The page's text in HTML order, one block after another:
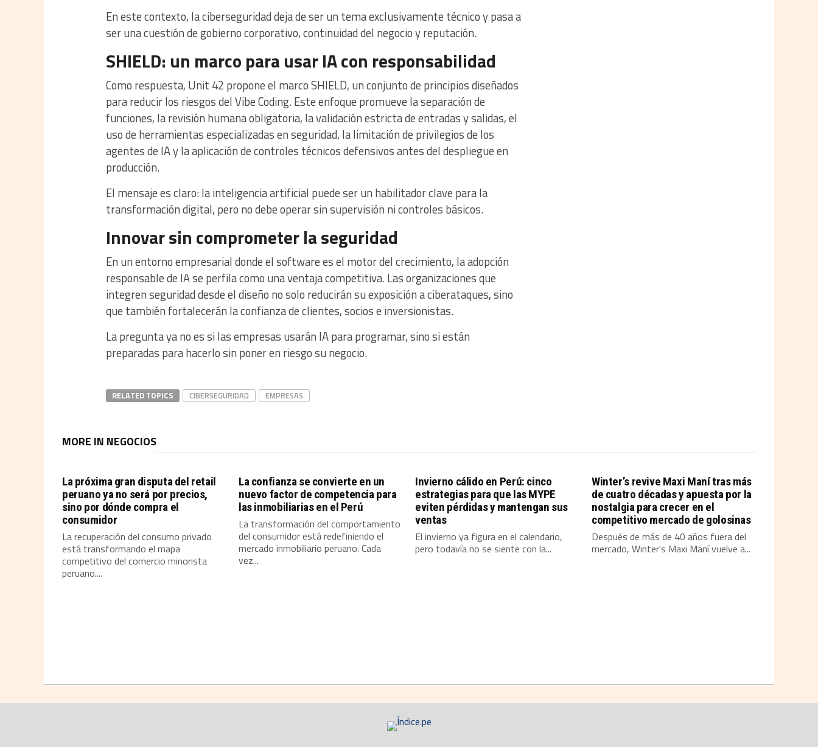
En este contexto, la ciberseguridad deja de ser un tema exclusivamente técnico y pasa a
ser una cuestión de gobierno corporativo, continuidad del negocio y reputación.
SHIELD: un marco para usar IA con responsabilidad
Como respuesta, Unit 42 propone el marco SHIELD, un conjunto de principios diseñados
para reducir los riesgos del Vibe Coding. Este enfoque promueve la separación de
funciones, la revisión humana obligatoria, la validación estricta de entradas y salidas, el
uso de herramientas especializadas en seguridad, la limitación de privilegios de los
agentes de IA y la aplicación de controles técnicos defensivos antes del despliegue en
producción.
El mensaje es claro: la inteligencia artificial puede ser un habilitador clave para la
transformación digital, pero no debe operar sin supervisión ni controles básicos.
Innovar sin comprometer la seguridad
En un entorno empresarial donde el software es el motor del crecimiento, la adopción
responsable de IA se perfila como una ventaja competitiva. Las organizaciones que
integren seguridad desde el diseño no solo reducirán su exposición a ciberataques, sino
que también fortalecerán la confianza de clientes, socios e inversionistas.
La pregunta ya no es si las empresas usarán IA para programar, sino si están
preparadas para hacerlo sin poner en riesgo su negocio.
RELATED TOPICS CIBERSEGURIDAD EMPRESAS
MORE IN NEGOCIOS
La próxima gran disputa del retail
peruano ya no será por precios,
sino por dónde compra el
consumidor
La recuperación del consumo privado
está transformando el mapa
competitivo del comercio minorista
peruano....
La confianza se convierte en un
nuevo factor de competencia para
las inmobiliarias en el Perú
La transformación del comportamiento
del consumidor está redefiniendo el
mercado inmobiliario peruano. Cada
vez...
Invierno cálido en Perú: cinco
estrategias para que las MYPE
eviten pérdidas y mantengan sus
ventas
El invierno ya figura en el calendario,
pero todavía no se siente con la...
Winter’s revive Maxi Maní tras más
de cuatro décadas y apuesta por la
nostalgia para crecer en el
competitivo mercado de golosinas
Después de más de 40 años fuera del
mercado, Winter's Maxi Maní vuelve a...